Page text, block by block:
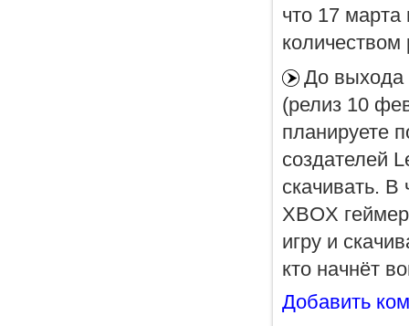
что 17
количеством
До выхода
(релиз 10
планируете
создателей
скачивать. В
XBOX
игру и
кто начнёт
Добавить